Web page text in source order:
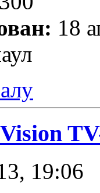
18
19:06